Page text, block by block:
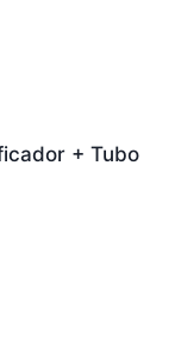
+ Tubo